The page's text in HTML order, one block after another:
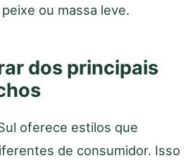
ou massa leve.
dos principais
oferece estilos que
de consumidor. Isso